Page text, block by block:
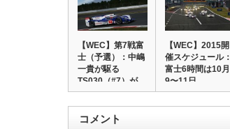
【WEC】第7戦富
士（予選）：中嶋
一貴が駆る
TS030（#7）が…
【WEC】2015開
催スケジュール：
富士6時間は10月
9〜11日…
コメント